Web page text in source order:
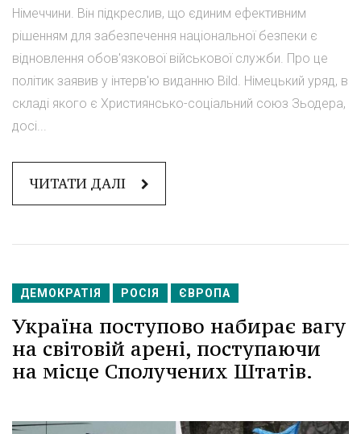
Німеччини. Він підкреслив, що єдиним ефективним
рішенням для забезпечення національної безпеки є
відновлення обов'язкової військової служби. Про це
політик заявив у інтерв'ю виданню Bild. Німецький уряд, в
складі якого є Християнсько-соціальний союз Зьодера,
досі...
ЧИТАТИ ДАЛІ
ДЕМОКРАТІЯ РОСІЯ ЄВРОПА
Україна поступово набирає вагу
на світовій арені, поступаючи
на місце Сполучених Штатів.